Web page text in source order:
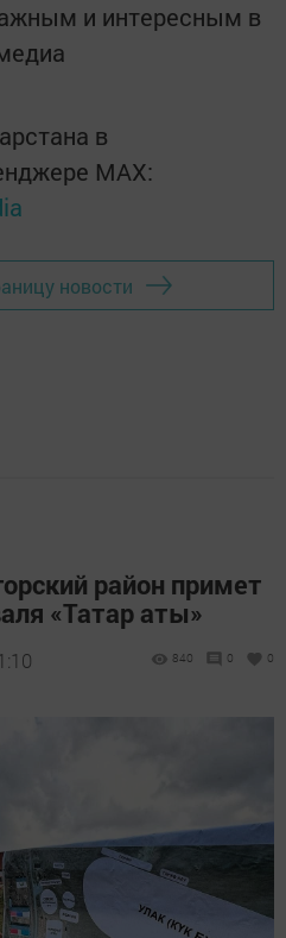
и интересным в
в
MАХ:
новости
район примет
«Татар аты»
840 0 0